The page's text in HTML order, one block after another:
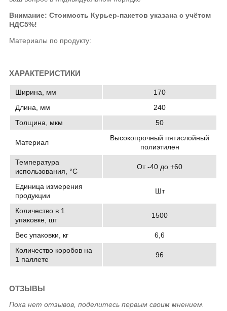
Внимание: Стоимость Курьер-пакетов указана с учётом
НДС5%!
Материалы по продукту:
ХАРАКТЕРИСТИКИ
Ширина, мм
170
Длина, мм
240
Толщина, мкм
50
Материал
Высокопрочный пятислойный
полиэтилен
Температура
использования, °C
От -40 до +60
Единица измерения
продукции
Шт
Количество в 1
упаковке, шт
1500
Вес упаковки, кг
6,6
Количество коробов на
1 паллете
96
ОТЗЫВЫ
Пока нет отзывов, поделитесь первым своим мнением.